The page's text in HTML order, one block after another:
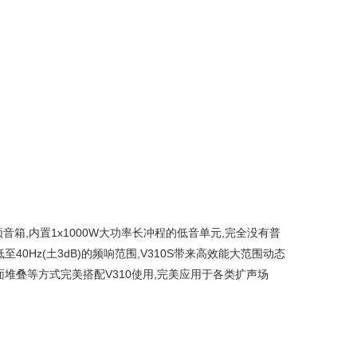
箱,内置1x1000W大功率长冲程的低音单元,完全没有普
40Hz(土3dB)的频响范围,V310S带来高效能大范围动态
叠等方式完美搭配V310使用,完美应用于各类扩声场